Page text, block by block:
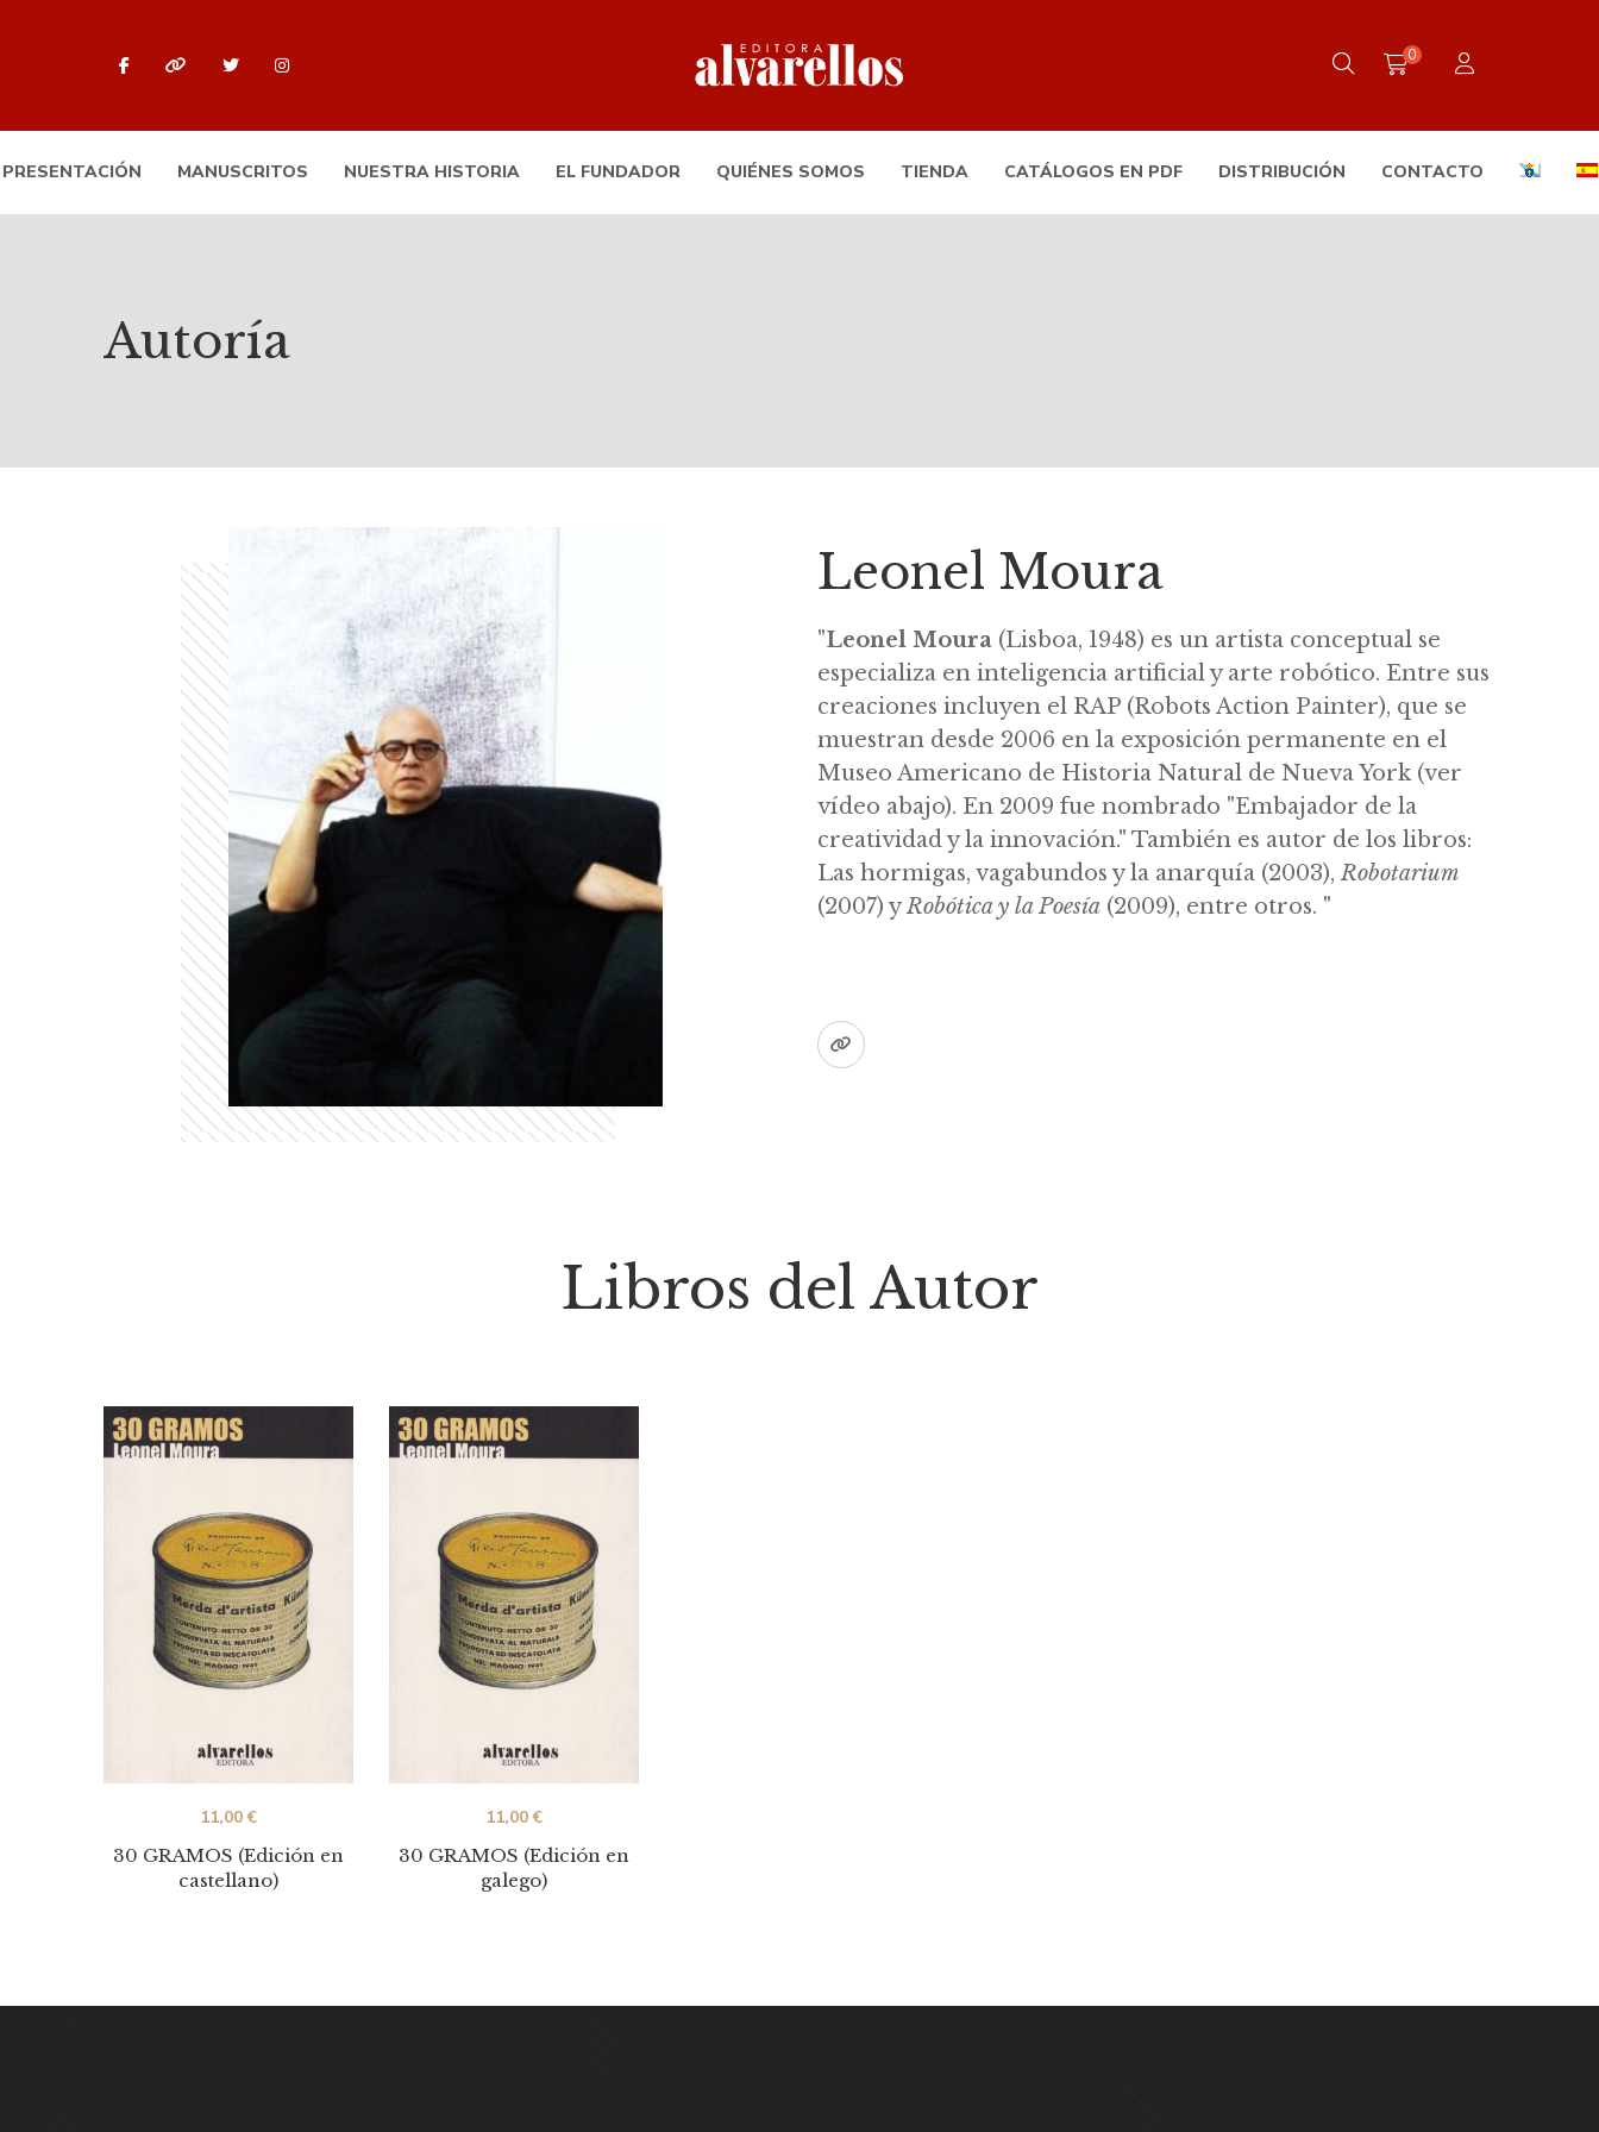
0
PRESENTACIÓN MANUSCRITOS NUESTRA HISTORIA EL FUNDADOR QUIÉNES SOMOS TIENDA CATÁLOGOS EN PDF DISTRIBUCIÓN CONTACTO
Autoría
Leonel Moura
"Leonel Moura (Lisboa, 1948) es un artista conceptual se
especializa en inteligencia artificial y arte robótico. Entre sus
creaciones incluyen el RAP (Robots Action Painter), que se
muestran desde 2006 en la exposición permanente en el
Museo Americano de Historia Natural de Nueva York (ver
vídeo abajo). En 2009 fue nombrado "Embajador de la
creatividad y la innovación." También es autor de los libros:
Las hormigas, vagabundos y la anarquía (2003),Robotarium
(2007) yRobótica y la Poesía (2009), entre otros. "
Libros del Autor
30 GRAMOS (Edición en
castellano)
11,00€
30 GRAMOS (Edición en
galego)
11,00€